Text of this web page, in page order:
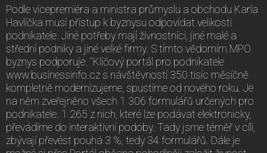
Podle vicepremiéra a ministra průmyslu a obchodu Karla
Havlíčka musí přístup k byznysu odpovídat velikosti
podnikatele. Jiné potřeby mají živnostníci, jiné malé a
střední podniky a jiné velké firmy. S tímto vědomím MPO
byznys podporuje. "Klíčový portál pro podnikatele
www.businessinfo.cz s návštěvností 350 tisíc měsíčně
kompletně modernizujeme, spustíme od nového roku. Je
na něm zveřejněno všech 1 306 formulářů určených pro
podnikatele. 1 265 z nich, které lze podávat elektronicky,
převádíme do interaktivní podoby. Tady jsme téměř v cíli,
zbývají převést pouhá 3 %, tedy 34 formulářů. Dále je